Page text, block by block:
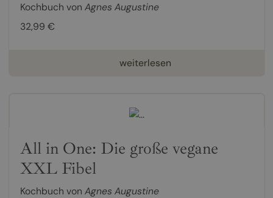
Kochbuch von Agnes Augustine
32,99 €
weiterlesen
All in One: Die große vegane
XXL Fibel
Kochbuch von Agnes Augustine